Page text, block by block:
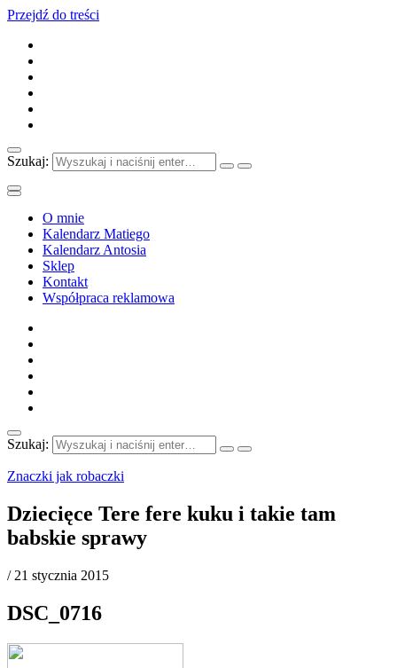
Przejdź do treści
Szukaj:
O mnie
Kalendarz Matiego
Kalendarz Antosia
Sklep
Kontakt
Współpraca reklamowa
Szukaj:
Znaczki jak robaczki
Dziecięce Tere fere kuku i takie tam
babskie sprawy
/ 21 stycznia 2015
DSC_0716